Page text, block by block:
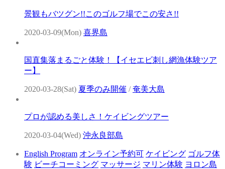
景観もバツグン!!このゴルフ場でこの安さ!!
2020-03-09(Mon) 喜界島
国直集落まるごと体験！【イセエビ刺し網漁体験ツア
ー】
2020-03-28(Sat) 夏季のみ開催 /奄美大島
プロが認める美しさ！ケイビングツアー
2020-03-04(Wed) 沖永良部島
English Program オンライン予約可 ケイビング ゴルフ体
験 ビーチコーミング マッサージ マリン体験 ヨロン島